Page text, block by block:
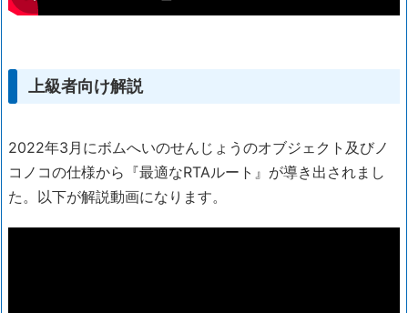
上級者向け解説
2022年3月にボムへいのせんじょうのオブジェクト及びノ
コノコの仕様から『最適なRTAルート』が導き出されまし
た。以下が解説動画になります。